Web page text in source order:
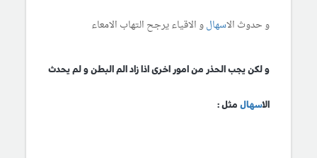
و حدوث الاسهالو الاقياء يرجح التهاب الامعاء
و لكن يجب الحذر من امور اخرى اذا زاد الم البطن و لم يحدث
الاسهال مثل :